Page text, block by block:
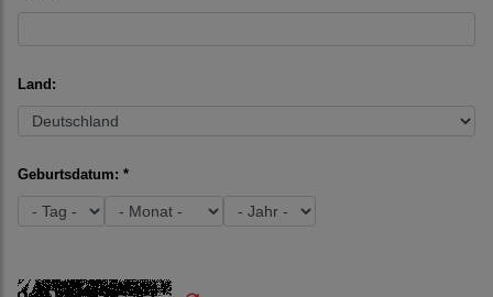
Land:
Geburtsdatum: *